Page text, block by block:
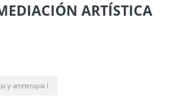
ARTÍSTICA
y arteterapia I